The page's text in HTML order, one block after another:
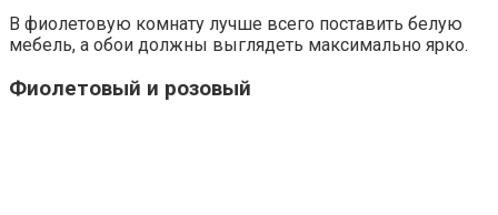
В фиолетовую комнату лучше всего поставить белую
мебель, а обои должны выглядеть максимально ярко.
Фиолетовый и розовый